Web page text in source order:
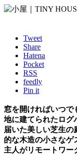
Tweet
Share
Hatena
Pocket
RSS
feedly
Pin it
窓を開ければいつで
地に建てられたログ
届いた美しい芝生
的な木造の小さなゲ
主人がリモートワー